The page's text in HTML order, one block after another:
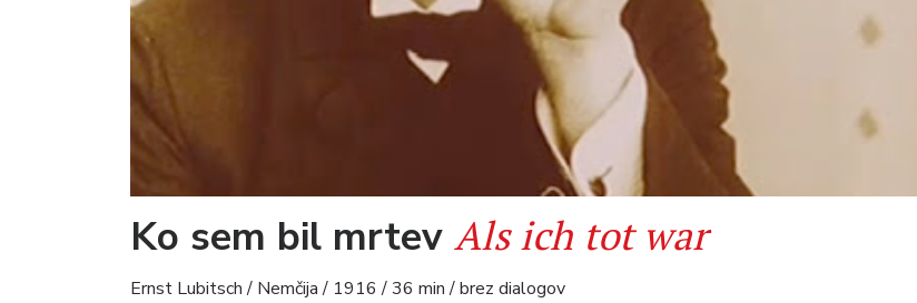
Ko sem bil mrtev Als ich tot war
Ernst Lubitsch / Nemčija / 1916 / 36 min / brez dialogov